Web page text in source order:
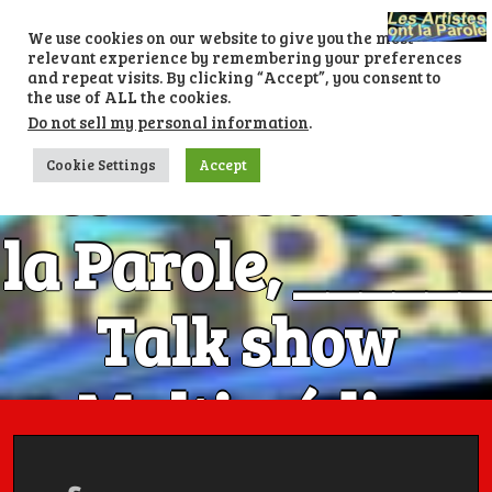
content
Les Artistes ont
la Parole, ______
Talk show
Multimédia
We use cookies on our website to give you the most
relevant experience by remembering your preferences
and repeat visits. By clicking “Accept”, you consent to
the use of ALL the cookies.
Do not sell my personal information.
Cookie Settings Accept